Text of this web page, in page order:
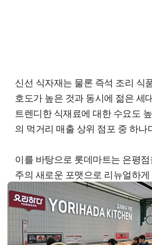
신선 식자재는 물론 즉석 조리 식
호도가 높은 것과 동시에 젊은 세
트렌디한 식재료에 대한 수요도
의 먹거리 매출 상위 점포 중 하나
이를 바탕으로 롯데마트는 은평
주의 새로운 포맷으로 리뉴얼하게